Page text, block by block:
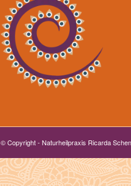
© Copyright - Naturheilpraxis Ricarda